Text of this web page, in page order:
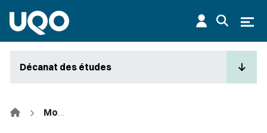
Décanat des études
Accueil Modules